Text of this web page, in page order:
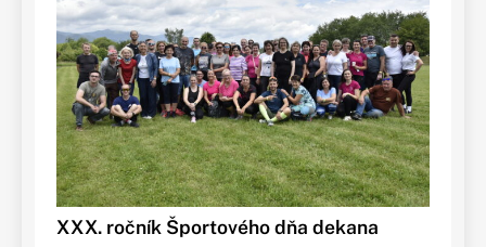
XXX. ročník Športového dňa dekana